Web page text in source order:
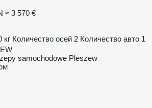
≈ 3 570 €
кг Количество осей 2 Количество авто 1
samochodowe Pleszew